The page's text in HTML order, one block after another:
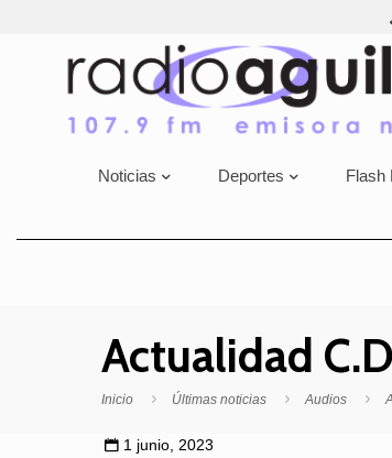
Noticias Deportes Flash
Actualidad
Inicio Últimas noticias Audios
1 junio, 2023